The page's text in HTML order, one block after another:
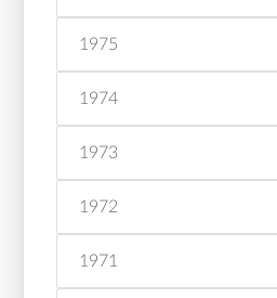
1975
1974
1973
1972
1971